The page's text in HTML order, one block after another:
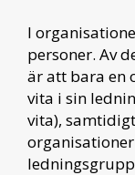
I
personer. Av
är att bara en
vita i sin
vita),